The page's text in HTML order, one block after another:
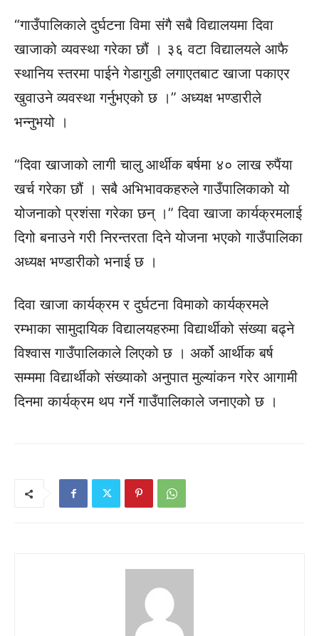
“गाउँपालिकाले दुर्घटना विमा संगै सबै विद्यालयमा दिवा
खाजाको व्यवस्था गरेका छौं । ३६ वटा विद्यालयले आफै
स्थानिय स्तरमा पाईने गेडागुडी लगाएतबाट खाजा पकाएर
खुवाउने व्यवस्था गर्नुभएको छ ।” अध्यक्ष भण्डारीले
भन्नुभयो ।
“दिवा खाजाको लागी चालु आर्थीक बर्षमा ४० लाख रुपैंया
खर्च गरेका छौं । सबै अभिभावकहरुले गाउँपालिकाको यो
योजनाको प्रशंसा गरेका छन् ।” दिवा खाजा कार्यक्रमलाई
दिगो बनाउने गरी निरन्तरता दिने योजना भएको गाउँपालिका
अध्यक्ष भण्डारीको भनाई छ ।
दिवा खाजा कार्यक्रम र दुर्घटना विमाको कार्यक्रमले
रम्भाका सामुदायिक विद्यालयहरुमा विद्यार्थीको संख्या बढ्ने
विश्वास गाउँपालिकाले लिएको छ । अर्को आर्थीक बर्ष
सम्ममा विद्यार्थीको संख्याको अनुपात मुल्यांकन गरेर आगामी
दिनमा कार्यक्रम थप गर्ने गाउँपालिकाले जनाएको छ ।